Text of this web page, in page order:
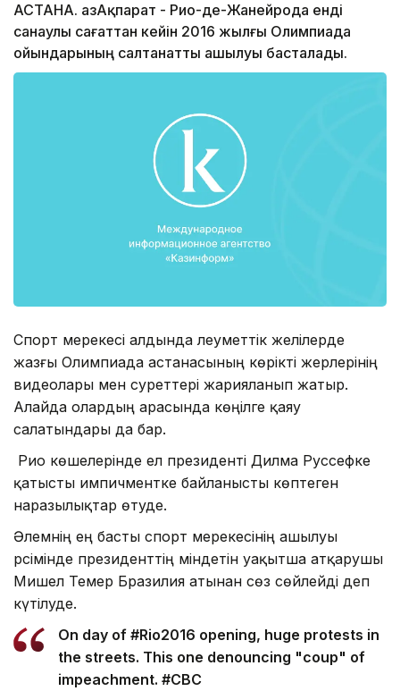
АСТАНА. ҚазАқпарат - Рио-де-Жанейрода енді
санаулы сағаттан кейін 2016 жылғы Олимпиада
ойындарының салтанатты ашылуы басталады.
Спорт мерекесі алдында әлеуметтік желілерде
жазғы Олимпиада астанасының көрікті жерлерінің
видеолары мен суреттері жарияланып жатыр.
Алайда олардың арасында көңілге қаяу
салатындары да бар.
Рио көшелерінде ел президенті Дилма Руссефке
қатысты импичментке байланысты көптеген
наразылықтар өтуде.
Әлемнің ең басты спорт мерекесінің ашылуы
рәсімінде президенттің міндетін уақытша атқарушы
Мишел Темер Бразилия атынан сөз сөйлейді деп
күтілуде.
On day of #Rio2016 opening, huge protests in
the streets. This one denouncing "coup" of
impeachment. #CBC